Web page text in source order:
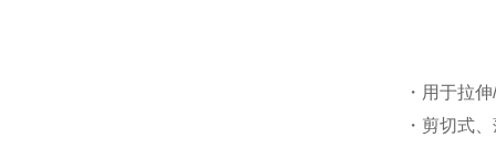
・用于拉
・剪切式